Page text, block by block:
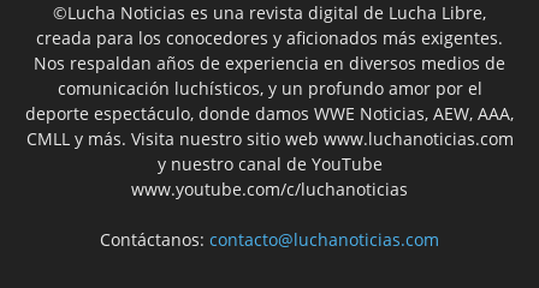
©Lucha Noticias es una revista digital de Lucha Libre,
creada para los conocedores y aficionados más exigentes.
Nos respaldan años de experiencia en diversos medios de
comunicación luchísticos, y un profundo amor por el
deporte espectáculo, donde damos WWE Noticias, AEW, AAA,
CMLL y más. Visita nuestro sitio web www.luchanoticias.com
y nuestro canal de YouTube
www.youtube.com/c/luchanoticias
Contáctanos: contacto@luchanoticias.com